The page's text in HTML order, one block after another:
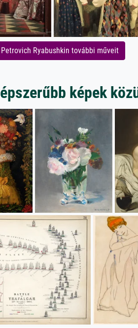
Ryabushkin további műveit
képek